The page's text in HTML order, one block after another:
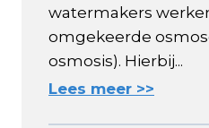
watermakers
omgekeerde
osmosis). Hierbij...
Lees meer >>